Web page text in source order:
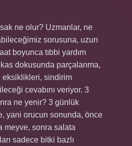
ne olur? Uzmanlar, ne
sorusuna, uzun
boyunca tıbbi yardım
dokusunda parçalanma,
eksiklikleri, sindirim
cevabını veriyor. 3
ne yenir? 3 günlük
yani orucun sonunda, önce
meyve, sonra salata
sadece bitki bazlı